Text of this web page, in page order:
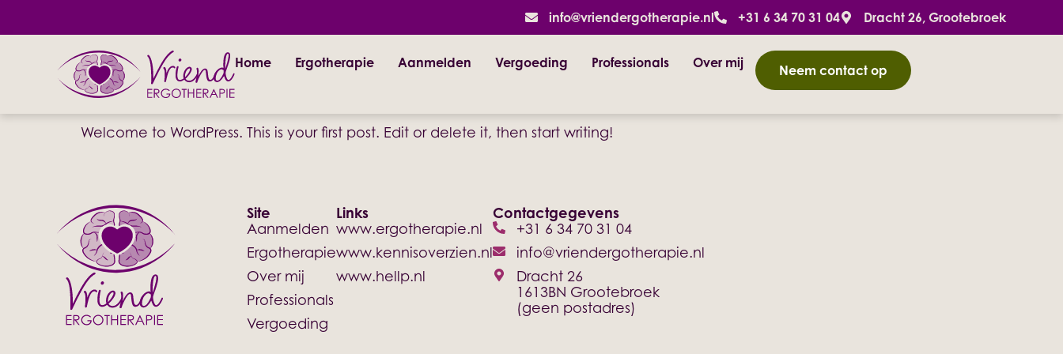
info@vriendergotherapie.nl +31 6 34 70 31 04 Dracht 26, Grootebroek
Home Ergotherapie Aanmelden Vergoeding Professionals Over mij Neem contact op
Welcome to WordPress. This is your first post. Edit or delete it, then start writing!
Hello world!
Welcome to WordPress. This is your first post. Edit or delete it, then start writing!
Site
Aanmelden
Ergotherapie
Over mij
Professionals
Vergoeding
Links
www.ergotherapie.nl
www.kennisoverzien.nl
www.hellp.nl
Contactgegevens
+31 6 34 70 31 04
info@vriendergotherapie.nl
Dracht 26
1613BN Grootebroek
(geen postadres)